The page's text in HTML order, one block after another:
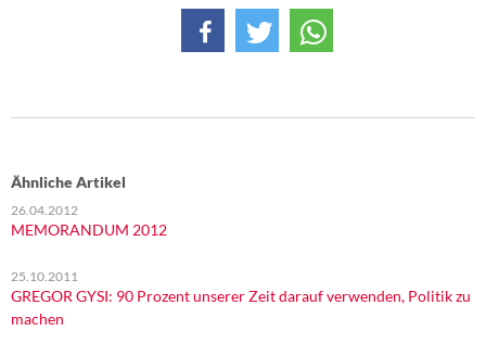
Institut Solidarische Moderne
Kontakt
Ähnliche Artikel
26.04.2012
MEMORANDUM 2012
25.10.2011
GREGOR GYSI: 90 Prozent unserer Zeit darauf verwenden, Politik zu
machen